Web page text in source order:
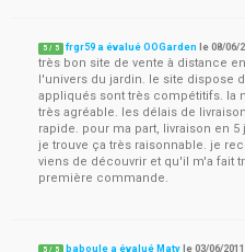
5 / 5 frgr59 a évalué OOGarden le08/06/
très bon site de vente à distance
l'univers du jardin. le site dispose
appliqués sont très compétitifs. la
très agréable. les délais de
rapide. pour ma part, livraison en
je trouve ça très raisonnable. je
viens de découvrir et qu'il m'a fait
première commande.
5 / 5 baboule a évalué Maty le03/06/2011